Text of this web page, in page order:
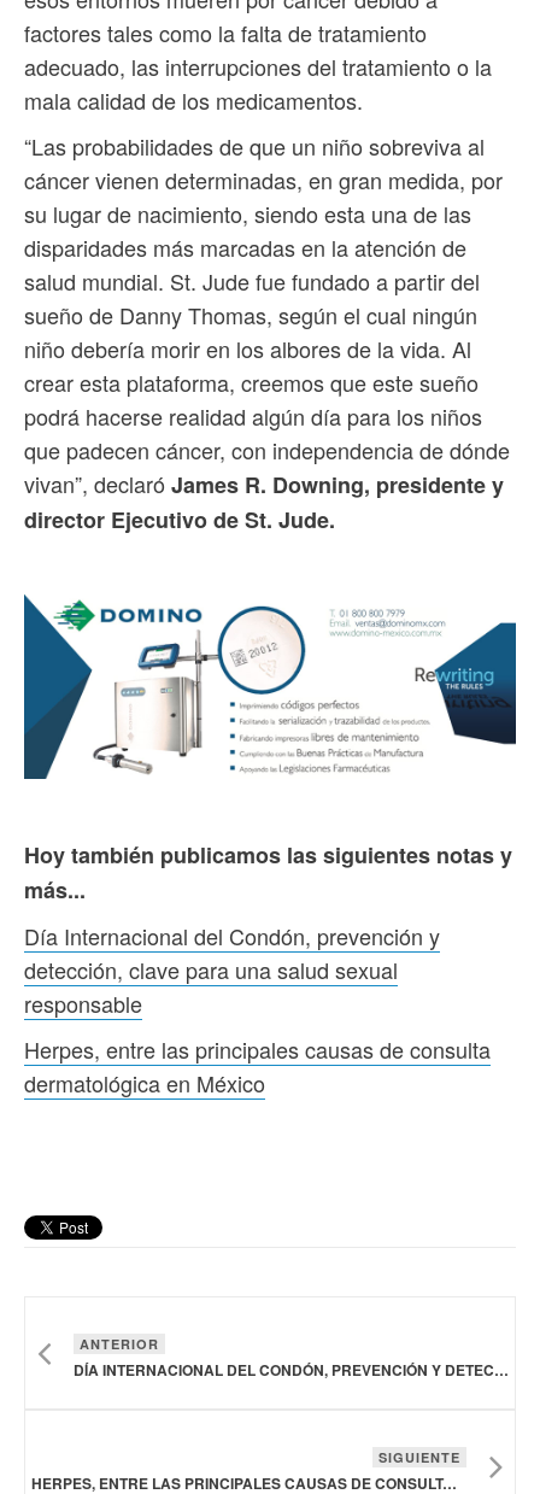
factores tales como la falta de tratamiento
adecuado, las interrupciones del tratamiento o la
mala calidad de los medicamentos.
“Las probabilidades de que un niño sobreviva al
cáncer vienen determinadas, en gran medida, por
su lugar de nacimiento, siendo esta una de las
disparidades más marcadas en la atención de
salud mundial. St. Jude fue fundado a partir del
sueño de Danny Thomas, según el cual ningún
niño debería morir en los albores de la vida. Al
crear esta plataforma, creemos que este sueño
podrá hacerse realidad algún día para los niños
que padecen cáncer, con independencia de dónde
vivan”, declaró James R. Downing, presidente y
director Ejecutivo de St. Jude.
Hoy también publicamos las siguientes notas y
más...
Día Internacional del Condón, prevención y
detección, clave para una salud sexual
responsable
Herpes, entre las principales causas de consulta
dermatológica en México
ANTERIOR
DÍA INTERNACIONAL DEL CONDÓN, PREVENCIÓN Y DETECCIÓN, CLAVE PARA UNA SALUD SEXUAL RESPONSABLE
SIGUIENTE
HERPES, ENTRE LAS PRINCIPALES CAUSAS DE CONSULTA DERMATOLÓGICA EN MÉXICO